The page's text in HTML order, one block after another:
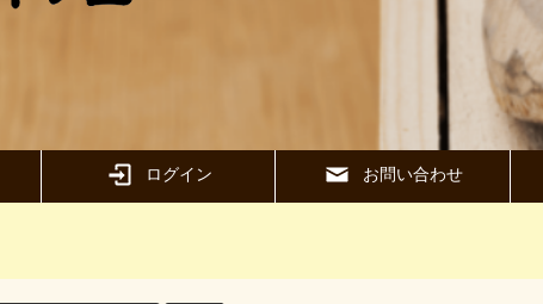
ログイン お問い合わせ